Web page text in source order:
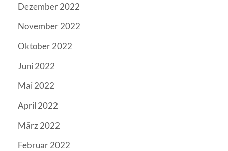
Dezember 2022
November 2022
Oktober 2022
Juni 2022
Mai 2022
April 2022
März 2022
Februar 2022